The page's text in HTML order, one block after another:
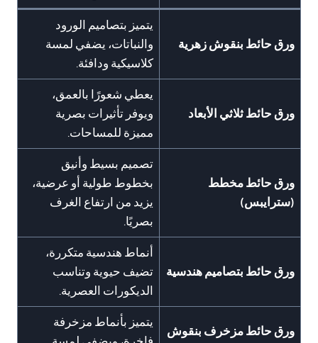
ورق حائط بنقوش زهرية
يتميز بتصاميم الورود
والنباتات، يضفي لمسة
كلاسيكية ودافئة.
ورق حائط ثلاثي الأبعاد
يعطي شعورًا بالعمق،
ويوفر تأثيرات بصرية
مميزة للمساحات.
ورق حائط مخطط
(سترايبس)
تصميم بسيط وأنيق
بخطوط طولية أو عرضية،
يزيد من ارتفاع الغرف
بصريًا.
ورق حائط بتصاميم هندسية
أنماط هندسية متكررة،
تضيف حيوية وتناسب
الديكورات العصرية.
ورق حائط مزخرف بنقوش
يتميز بأنماط مزخرفة